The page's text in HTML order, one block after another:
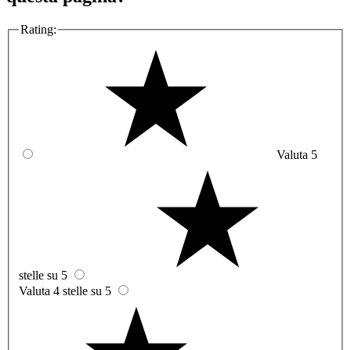
Rating:
Valuta 5
stelle su 5
Valuta 4 stelle su 5